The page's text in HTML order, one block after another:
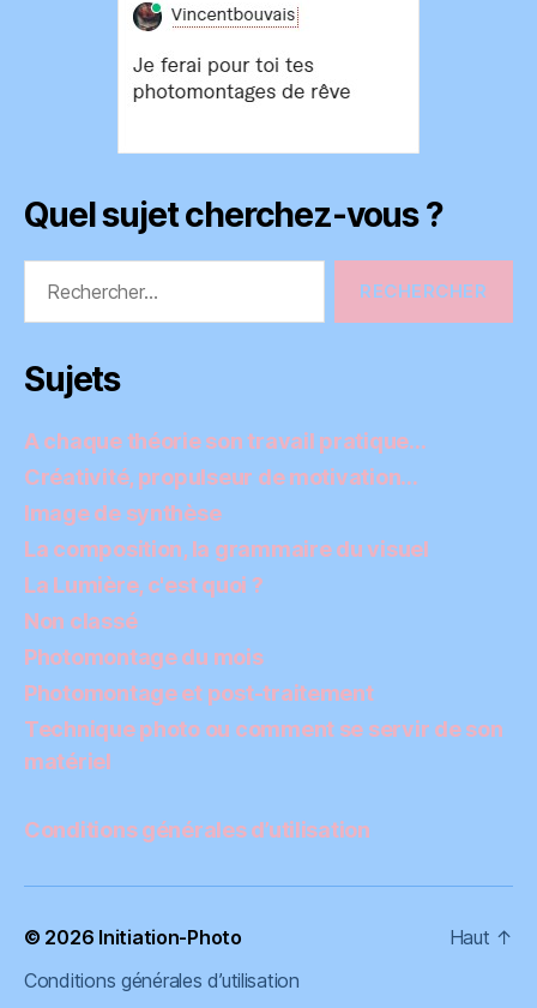
Quel sujet cherchez-vous ?
Sujets
A chaque théorie son travail pratique…
Créativité, propulseur de motivation…
Image de synthèse
La composition, la grammaire du visuel
La Lumière, c'est quoi ?
Non classé
Photomontage du mois
Photomontage et post-traitement
Technique photo ou comment se servir de son
matériel
Conditions générales d’utilisation
© 2026 Initiation-Photo
Conditions générales d’utilisation
Haut ↑